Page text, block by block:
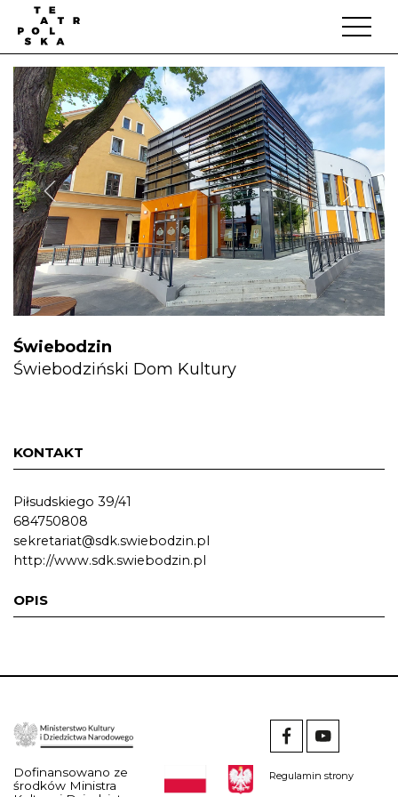
Świebodzin
Świebodziński Dom Kultury
KONTAKT
Piłsudskiego 39/41
684750808
sekretariat@sdk.swiebodzin.pl
http://www.sdk.swiebodzin.pl
OPIS
Dofinansowano ze
środków Ministra
Regulamin strony